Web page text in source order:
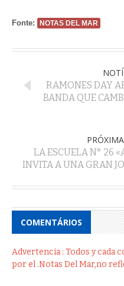
Fonte: NOTAS DEL MAR
RAMONES DAY
BANDA QUE
LA ESCUELA N° 26
INVITA A UNA GRAN
COMENTÁRIOS
Advertencia : Todos y cada
por el .Notas Del Mar,no